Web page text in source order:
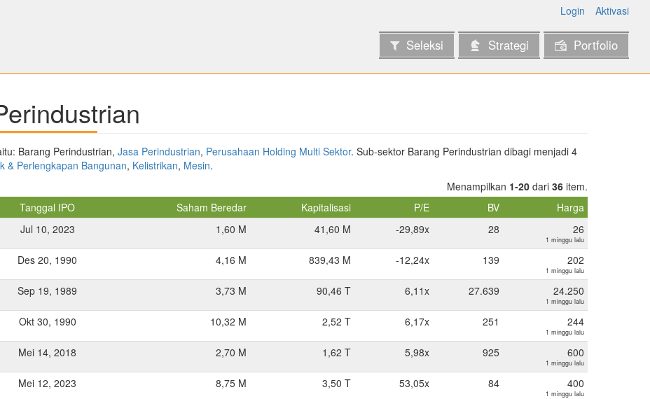
Login Aktivasi
Seleksi Strategi Portfolio
Barang Perindustrian, Jasa Perindustrian, Perusahaan Holding Multi Sektor. Sub-sektor Barang Perindustrian dibagi menjadi 4
& Perlengkapan Bangunan, Kelistrikan, Mesin.
Menampilkan 1-20 dari36 item.
Tanggal IPO Saham Beredar Kapitalisasi P/E BV
Harga
Jul 10, 2023 1,60 M 41,60 M -29,89x 28 26
1 minggu lalu
Des 20, 1990 4,16 M 839,43 M -12,24x 139 202
1 minggu lalu
Sep 19, 1989 3,73 M 90,46 T 6,11x 27.639 24.250
1 minggu lalu
Okt 30, 1990 10,32 M 2,52 T 6,17x 251 244
1 minggu lalu
Mei 14, 2018 2,70 M 1,62 T 5,98x 925 600
1 minggu lalu
Mei 12, 2023 8,75 M 3,50 T 53,05x 84 400
1 minggu lalu